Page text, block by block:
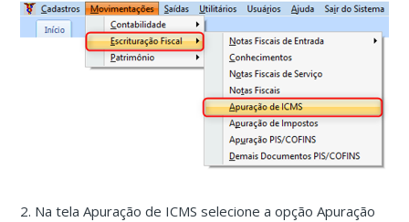
2. Na tela Apuração de ICMS selecione a opção Apuração